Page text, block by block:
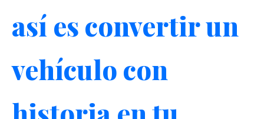
así es convertir un
vehículo con